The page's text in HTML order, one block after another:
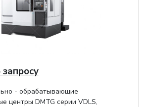
запросу
- обрабатывающие
центры DMTG серии VDLS,